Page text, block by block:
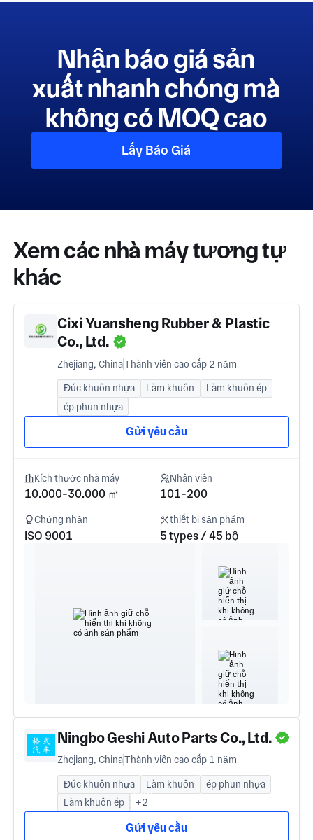
Nhận báo giá sản
xuất nhanh chóng mà
không có MOQ cao
Lấy Báo Giá
Xem các nhà máy tương tự
khác
Cixi Yuansheng Rubber & Plastic
Co., Ltd.
Zhejiang, ChinaThành viên cao cấp 2 năm
Đúc khuôn nhựa Làm khuôn
Làm khuôn ép
ép phun nhựa
Gửi yêu cầu
Kích thước nhà máy
10.000-30.000 ㎡
Nhân viên
101-200
Chứng nhận
ISO 9001
thiết bị sản phẩm
5 types / 45 bộ
Ningbo Geshi Auto Parts Co., Ltd.
Zhejiang, ChinaThành viên cao cấp 1 năm
Đúc khuôn nhựa Làm khuôn
ép phun nhựa
Làm khuôn ép
+2
Gửi yêu cầu